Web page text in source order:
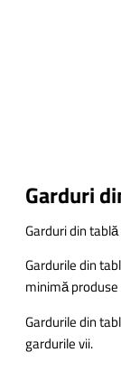
Garduri
Garduri din
Gardurile din
minimă produse
Gardurile din
gardurile vii.